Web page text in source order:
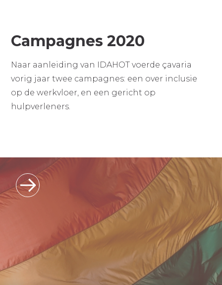
Campagnes 2020
Naar aanleiding van IDAHOT voerde çavaria
vorig jaar twee campagnes: een over inclusie
op de werkvloer, en een gericht op
hulpverleners.